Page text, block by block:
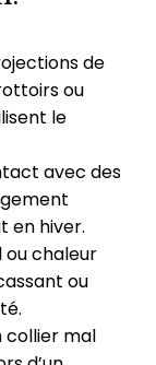
de
ou
le
avec des
en hiver.
ou chaleur
ou
collier mal